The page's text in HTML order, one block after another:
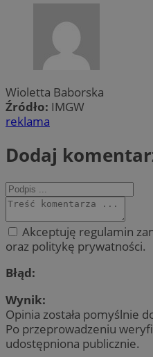
Wioletta Baborska
Źródło: IMGW
reklama
Dodaj
Akceptuję regulamin
oraz politykę prywatności.
Błąd:
Wynik:
Opinia została pomyślnie
Po przeprowadzeniu
udostępniona publicznie.